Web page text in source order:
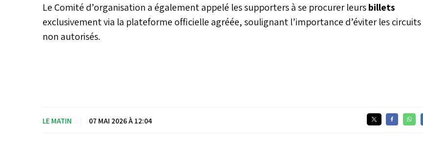
Le Comité d’organisation a également appelé les supporters à se procurer leursbillets
exclusivement via la plateforme officielle agréée, soulignant l’importance d’éviter les circuits
non autorisés.
LE MATIN 07 MAI 2026 À 12:04